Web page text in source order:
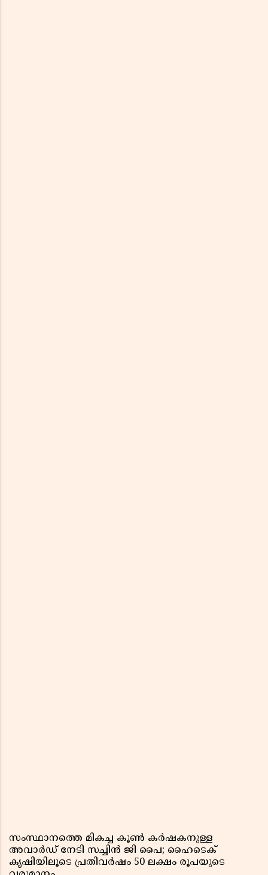
സംസ്ഥാനത്തെ മികച്ച കൂൺ കർഷകനുള്ള
അവാർഡ് നേടി സച്ചിൻ ജി പൈ; ഹൈടെക്
കൃഷിയിലൂടെ പ്രതിവർഷം 50 ലക്ഷം രൂപയുടെ